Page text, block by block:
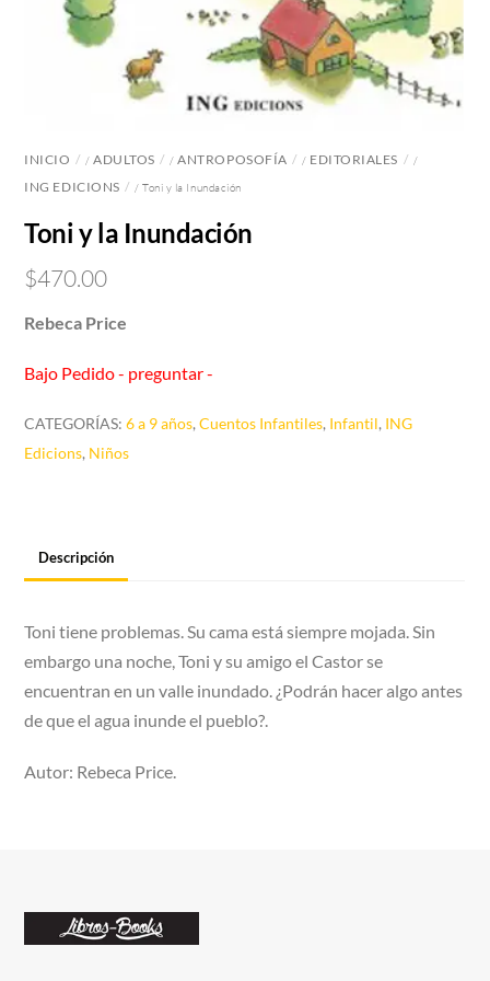
INICIO /ADULTOS /ANTROPOSOFÍA / EDITORIALES /
ING EDICIONS / Toni y la Inundación
Toni y la Inundación
$470.00
Rebeca Price
Bajo Pedido - preguntar -
CATEGORÍAS:6 a 9 años,Cuentos Infantiles, Infantil, ING
Edicions, Niños
Descripción
Toni tiene problemas. Su cama está siempre mojada. Sin
embargo una noche, Toni y su amigo el Castor se
encuentran en un valle inundado. ¿Podrán hacer algo antes
de que el agua inunde el pueblo?.
Autor: Rebeca Price.